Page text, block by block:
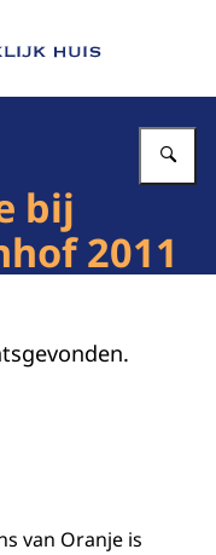
Koninklijk Huis
bij
2011
van Oranje is